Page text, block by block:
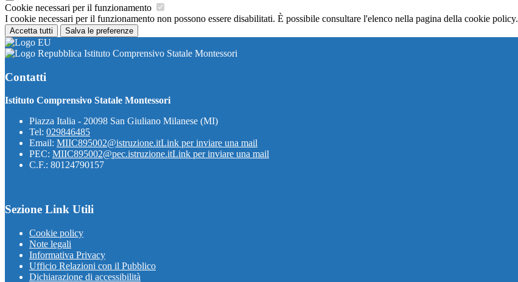
Cookie necessari per il funzionamento
I cookie necessari per il funzionamento non possono essere disabilitati. È possibile consultare l'elenco nella pagina della cookie policy.
Accetta tutti Salva le preferenze
Istituto Comprensivo Statale Montessori
Contatti
Istituto Comprensivo Statale Montessori
Piazza Italia - 20098 San Giuliano Milanese (MI)
Tel: 029846485
Email: MIIC895002@istruzione.itLink per inviare una mail
PEC: MIIC895002@pec.istruzione.itLink per inviare una mail
C.F.: 80124790157
Sezione Link Utili
Cookie policy
Note legali
Informativa Privacy
Ufficio Relazioni con il Pubblico
Dichiarazione di accessibilità